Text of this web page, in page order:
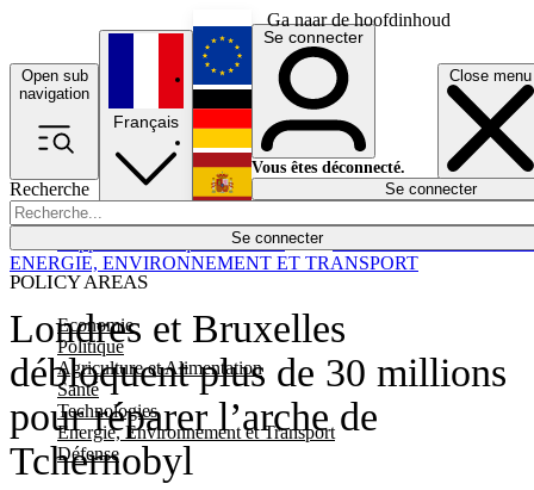
Ga naar de hoofdinhoud
Open sub
navigation
Close menu
Recherche
Se connecter
POLICY AREAS
Economie
Politique
Agriculture et Alimentation
Santé
Technologies
Energie, Environnement et Transport
Défense
Économie
Français
English
Deutsch
Español
Se connecter
Vous êtes déconnecté.
Se connecter
Londres et Bruxelles
débloquent plus de 30 millions
pour réparer l’arche de
Tchernobyl
ENERGIE, ENVIRONNEMENT ET TRANSPORT